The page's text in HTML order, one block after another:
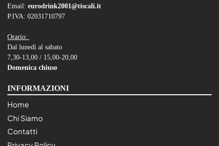
Email: eurodrink2001@tiscali.it
P.IVA: 02031710797
Orario:
Dal lunedì al sabato
7,30-13,00 / 15,00-20,00
Domenica chiuso
INFORMAZIONI
Home
Chi Siamo
Contatti